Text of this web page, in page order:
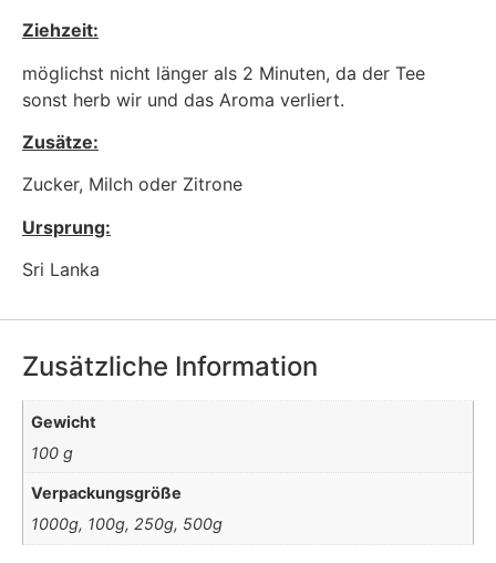
Ziehzeit:
möglichst nicht länger als 2 Minuten, da der Tee
sonst herb wir und das Aroma verliert.
Zusätze:
Zucker, Milch oder Zitrone
Ursprung:
Sri Lanka
Zusätzliche Information
Gewicht
100 g
Verpackungsgröße
1000g, 100g, 250g, 500g